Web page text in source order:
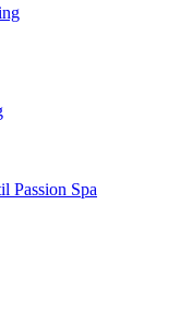
Passion Spa